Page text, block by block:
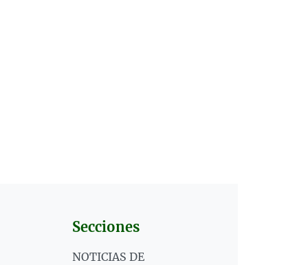
Secciones
NOTICIAS DE